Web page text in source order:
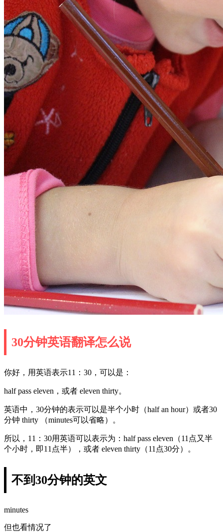
30分钟英语翻译怎么说
你好，用英语表示11：30，可以是：
half pass eleven，或者 eleven thirty。
英语中，30分钟的表示可以是半个小时（half an hour）或者30
分钟 thirty （minutes可以省略）。
所以，11：30用英语可以表示为：half pass eleven（11点又半
个小时，即11点半），或者 eleven thirty（11点30分）。
不到30分钟的英文
minutes
但也看情况了